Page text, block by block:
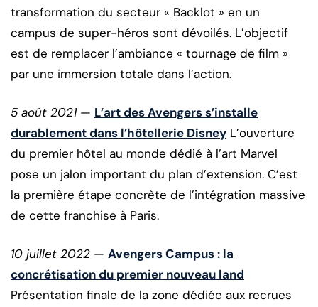
transformation du secteur « Backlot » en un
campus de super-héros sont dévoilés. L’objectif
est de remplacer l’ambiance « tournage de film »
par une immersion totale dans l’action.
5 août 2021— L’art des Avengers s’installe
durablement dans l’hôtellerie Disney L’ouverture
du premier hôtel au monde dédié à l’art Marvel
pose un jalon important du plan d’extension. C’est
la première étape concrète de l’intégration massive
de cette franchise à Paris.
10 juillet 2022 — Avengers Campus : la
concrétisation du premier nouveau land
Présentation finale de la zone dédiée aux recrues